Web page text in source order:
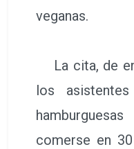
veganas.
La cita, de
los
comerse en